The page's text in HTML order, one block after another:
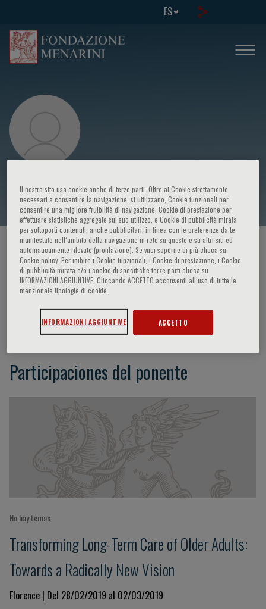
ES
Anne Margriet Pot
HOME PAGE / CURSOS Y EVENTOS / ORADOR
Anne Margriet Pot
Participaciones del ponente
No hay temas
Transforming Long-Term Care of Older Adults:
Towards a Radically New Vision
Florence | Del 28/02/2019 al 02/03/2019
Il nostro sito usa cookie anche di terze parti. Oltre ai Cookie strettamente
necessari a consentire la navigazione, si utilizzano, Cookie funzionali per
consentire una migliore fruibilità di navigazione, Cookie di prestazione per
effettuare statistiche aggregate sul suo utilizzo, e Cookie di pubblicità mirata
per sottoporti contenuti, anche pubblicitari, in linea con le preferenze da te
manifestate nell‘ambito della navigazione in rete su questo e su altri siti ed
automaticamente rilevate (profilazione). Se vuoi saperne di più clicca su
Cookie policy. Per inibire i Cookie funzionali, i Cookie di prestazione, i Cookie
di pubblicità mirata e/o i cookie di specifiche terze parti clicca su
INFORMAZIONI AGGIUNTIVE. Cliccando ACCETTO acconsenti all’uso di tutte le
menzionate tipologie di cookie.
INFORMAZIONI AGGIUNTIVE ACCETTO